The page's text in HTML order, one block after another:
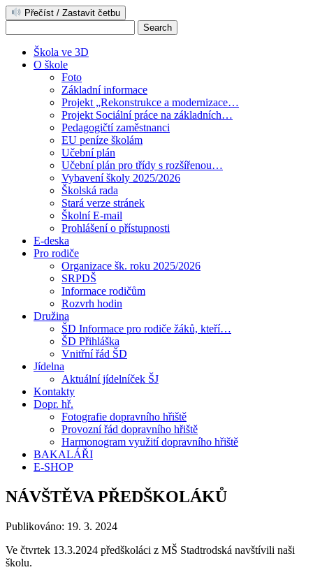
Přečíst / Zastavit četbu
Škola ve 3D
O škole
Foto
Základní informace
Projekt „Rekonstrukce a modernizace…
Projekt Sociální práce na základních…
Pedagogičtí zaměstnanci
EU peníze školám
Učební plán
Učební plán pro třídy s rozšířenou…
Vybavení školy 2025/2026
Školská rada
Stará verze stránek
Školní E-mail
Prohlášení o přístupnosti
E-deska
Pro rodiče
Organizace šk. roku 2025/2026
SRPDŠ
Informace rodičům
Rozvrh hodin
Družina
ŠD Informace pro rodiče žáků, kteří…
ŠD Přihláška
Vnitřní řád ŠD
Jídelna
Aktuální jídelníček ŠJ
Kontakty
Dopr. hř.
Fotografie dopravního hřiště
Provozní řád dopravního hřiště
Harmonogram využití dopravního hřiště
BAKALÁŘI
E-SHOP
NÁVŠTĚVA PŘEDŠKOLÁKŮ
Publikováno: 19. 3. 2024
Ve čtvrtek 13.3.2024 předškoláci z MŠ Stadtrodská navštívili naši
školu.